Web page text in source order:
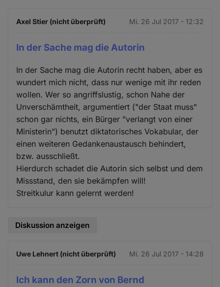
Axel Stier (nicht überprüft) Mi. 26 Jul 2017 - 12:32
In der Sache mag die Autorin
In der Sache mag die Autorin recht haben, aber es
wundert mich nicht, dass nur wenige mit ihr reden
wollen. Wer so angriffslustig, schon Nahe der
Unverschämtheit, argumentiert ("der Staat muss"
schon gar nichts, ein Bürger "verlangt von einer
Ministerin") benutzt diktatorisches Vokabular, der
einen weiteren Gedankenaustausch behindert,
bzw. ausschließt.
Hierdurch schadet die Autorin sich selbst und dem
Missstand, den sie bekämpfen will!
Streitkulur kann gelernt werden!
Diskussion anzeigen
Uwe Lehnert (nicht überprüft) Mi. 26 Jul 2017 - 14:28
Ich kann den Zorn von Bernd